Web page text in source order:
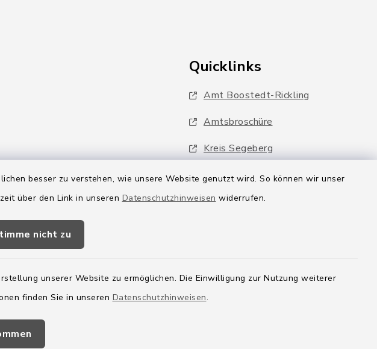
besser zu verstehen, wie unsere Website genutzt wird. So können wir unser
über den Link in unseren Datenschutzhinweisen widerrufen.
nicht zu
unserer Website zu ermöglichen. Die Einwilligung zur Nutzung weiterer
finden Sie in unseren Datenschutzhinweisen.
Quicklinks
Amt Boostedt-Rickling
Amtsbroschüre
Kreis Segeberg
Wege-Zweckverband